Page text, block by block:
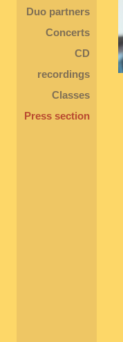
Duo partners
Concerts
CD
recordings
Classes
Press section